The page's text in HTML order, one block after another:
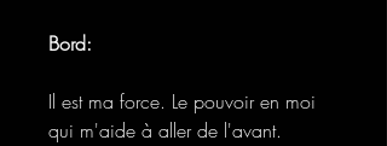
Bord:
Il est ma force. Le pouvoir en moi
qui m'aide à aller de l'avant.